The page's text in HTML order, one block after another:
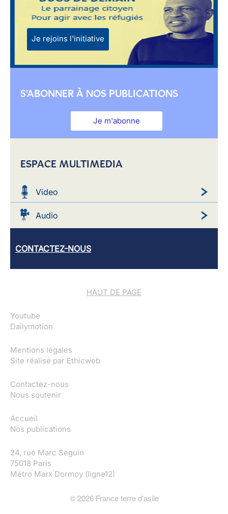
Je rejoins l'initiative
S'ABONNER À NOS PUBLICATIONS
Je m'abonne
ESPACE MULTIMEDIA
Video
Audio
CONTACTEZ-NOUS
HAUT DE PAGE
Youtube
Dailymotion
Mentions légales
Site réalisé par Ethicweb
Contactez-nous
Nous soutenir
Accueil
Nos publications
24, rue Marc Seguin
75018 Paris
Métro Marx Dormoy (ligne12)
©2026France terre d'asile